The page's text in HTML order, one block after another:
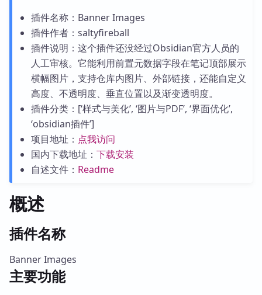
插件名称：Banner Images
插件作者：saltyfireball
插件说明：这个插件还没经过Obsidian官方人员的
人工审核。它能利用前置元数据字段在笔记顶部展示
横幅图片，支持仓库内图片、外部链接，还能自定义
高度、不透明度、垂直位置以及渐变透明度。
插件分类：[‘样式与美化’, ‘图片与PDF’, ‘界面优化’,
‘obsidian插件’]
项目地址： 点我访问
国内下载地址： 下载安装
自述文件： Readme
概述
插件名称
Banner Images
主要功能